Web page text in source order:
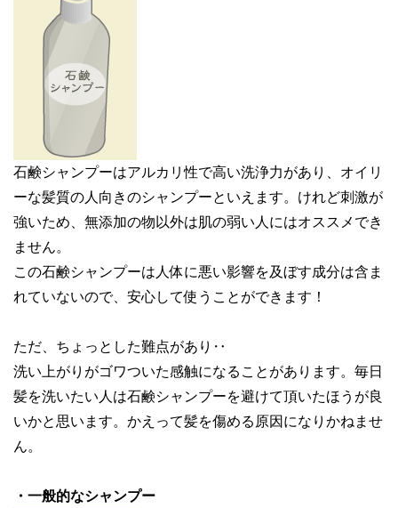
石鹸シャンプーはアルカリ性で高い洗浄力があり、オイリ
ーな髪質の人向きのシャンプーといえます。けれど刺激が
強いため、無添加の物以外は肌の弱い人にはオススメでき
ません。
この石鹸シャンプーは人体に悪い影響を及ぼす成分は含ま
れていないので、安心して使うことができます！
ただ、ちょっとした難点があり‥
洗い上がりがゴワついた感触になることがあります。毎日
髪を洗いたい人は石鹸シャンプーを避けて頂いたほうが良
いかと思います。かえって髪を傷める原因になりかねませ
ん。
・一般的なシャンプー